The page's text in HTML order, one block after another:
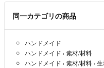
同一カテゴリの商品
ハンドメイド
ハンドメイド › 素材/材料
ハンドメイド › 素材/材料 ›